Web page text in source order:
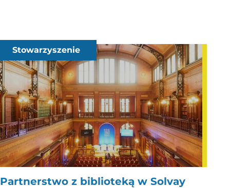
Stowarzyszenie
Partnerstwo z biblioteką w Solvay